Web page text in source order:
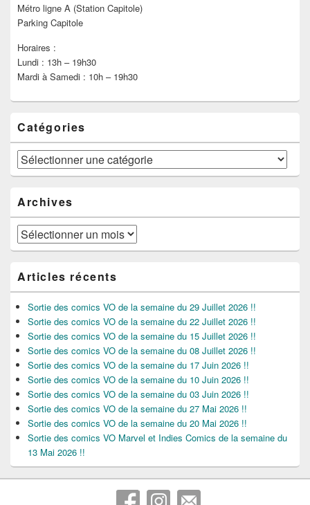
Métro ligne A (Station Capitole)
Parking Capitole
Horaires :
Lundi : 13h – 19h30
Mardi à Samedi : 10h – 19h30
Catégories
Catégories
Archives
Archives
Articles récents
Sortie des comics VO de la semaine du 29 Juillet 2026 !!
Sortie des comics VO de la semaine du 22 Juillet 2026 !!
Sortie des comics VO de la semaine du 15 Juillet 2026 !!
Sortie des comics VO de la semaine du 08 Juillet 2026 !!
Sortie des comics VO de la semaine du 17 Juin 2026 !!
Sortie des comics VO de la semaine du 10 Juin 2026 !!
Sortie des comics VO de la semaine du 03 Juin 2026 !!
Sortie des comics VO de la semaine du 27 Mai 2026 !!
Sortie des comics VO de la semaine du 20 Mai 2026 !!
Sortie des comics VO Marvel et Indies Comics de la semaine du
13 Mai 2026 !!